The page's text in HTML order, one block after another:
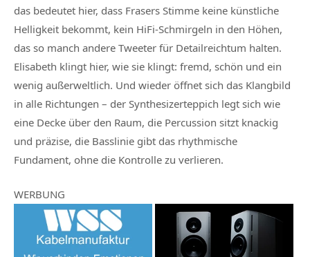
das bedeutet hier, dass Frasers Stimme keine künstliche
Helligkeit bekommt, kein HiFi-Schmirgeln in den Höhen,
das so manch andere Tweeter für Detailreichtum halten.
Elisabeth klingt hier, wie sie klingt: fremd, schön und ein
wenig außerweltlich. Und wieder öffnet sich das Klangbild
in alle Richtungen – der Synthesizerteppich legt sich wie
eine Decke über den Raum, die Percussion sitzt knackig
und präzise, die Basslinie gibt das rhythmische
Fundament, ohne die Kontrolle zu verlieren.
WERBUNG